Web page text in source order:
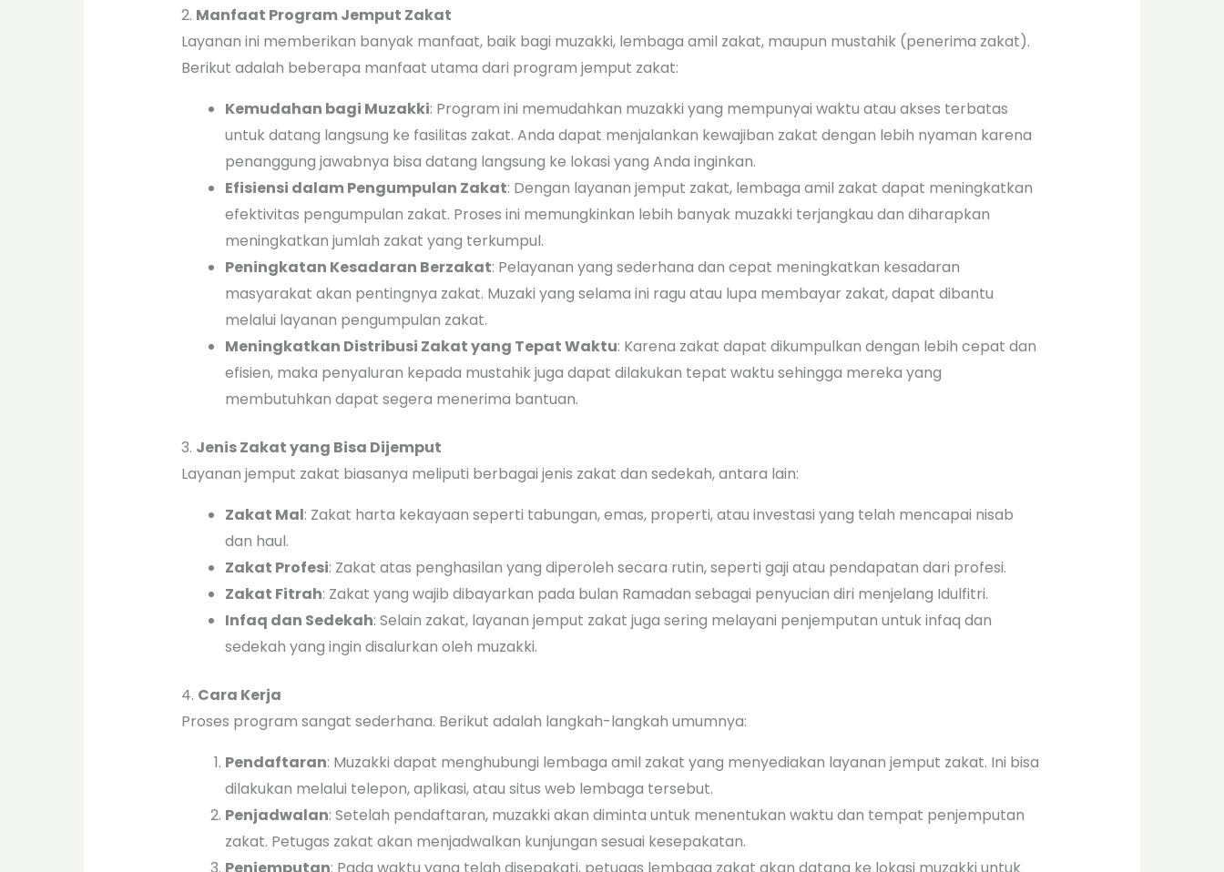
2. Manfaat Program Jemput Zakat
Layanan ini memberikan banyak manfaat, baik bagi muzakki, lembaga amil zakat, maupun mustahik (penerima zakat).
Berikut adalah beberapa manfaat utama dari program jemput zakat:
Kemudahan bagi Muzakki: Program ini memudahkan muzakki yang mempunyai waktu atau akses terbatas
untuk datang langsung ke fasilitas zakat. Anda dapat menjalankan kewajiban zakat dengan lebih nyaman karena
penanggung jawabnya bisa datang langsung ke lokasi yang Anda inginkan.
Efisiensi dalam Pengumpulan Zakat: Dengan layanan jemput zakat, lembaga amil zakat dapat meningkatkan
efektivitas pengumpulan zakat. Proses ini memungkinkan lebih banyak muzakki terjangkau dan diharapkan
meningkatkan jumlah zakat yang terkumpul.
Peningkatan Kesadaran Berzakat: Pelayanan yang sederhana dan cepat meningkatkan kesadaran
masyarakat akan pentingnya zakat. Muzaki yang selama ini ragu atau lupa membayar zakat, dapat dibantu
melalui layanan pengumpulan zakat.
Meningkatkan Distribusi Zakat yang Tepat Waktu: Karena zakat dapat dikumpulkan dengan lebih cepat dan
efisien, maka penyaluran kepada mustahik juga dapat dilakukan tepat waktu sehingga mereka yang
membutuhkan dapat segera menerima bantuan.
3. Jenis Zakat yang Bisa Dijemput
Layanan jemput zakat biasanya meliputi berbagai jenis zakat dan sedekah, antara lain:
Zakat Mal: Zakat harta kekayaan seperti tabungan, emas, properti, atau investasi yang telah mencapai nisab
dan haul.
Zakat Profesi: Zakat atas penghasilan yang diperoleh secara rutin, seperti gaji atau pendapatan dari profesi.
Zakat Fitrah: Zakat yang wajib dibayarkan pada bulan Ramadan sebagai penyucian diri menjelang Idulfitri.
Infaq dan Sedekah: Selain zakat, layanan jemput zakat juga sering melayani penjemputan untuk infaq dan
sedekah yang ingin disalurkan oleh muzakki.
4. Cara Kerja
Proses program sangat sederhana. Berikut adalah langkah-langkah umumnya:
Pendaftaran: Muzakki dapat menghubungi lembaga amil zakat yang menyediakan layanan jemput zakat. Ini bisa
dilakukan melalui telepon, aplikasi, atau situs web lembaga tersebut.
Penjadwalan: Setelah pendaftaran, muzakki akan diminta untuk menentukan waktu dan tempat penjemputan
zakat. Petugas zakat akan menjadwalkan kunjungan sesuai kesepakatan.